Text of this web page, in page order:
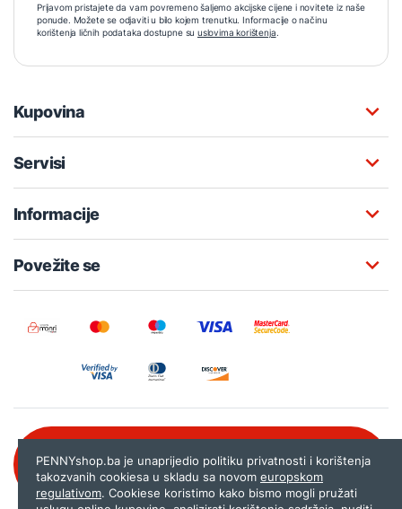
Prijavom pristajete da vam povremeno šaljemo akcijske cijene i novitete iz naše
ponude. Možete se odjaviti u bilo kojem trenutku. Informacije o načinu
korištenja ličnih podataka dostupne su uslovima korištenja.
Kupovina
Servisi
Informacije
Povežite se
080 020 261
PENNYshop.ba je unaprijedio politiku privatnosti i korištenja
takozvanih cookiesa u skladu sa novom europskom
regulativom. Cookiese koristimo kako bismo mogli pružati